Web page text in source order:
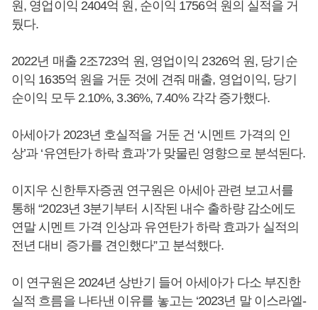
원, 영업이익 2404억 원, 순이익 1756억 원의 실적을 거
뒀다.
2022년 매출 2조723억 원, 영업이익 2326억 원, 당기순
이익 1635억 원을 거둔 것에 견줘 매출, 영업이익, 당기
순이익 모두 2.10%, 3.36%, 7.40% 각각 증가했다.
아세아가 2023년 호실적을 거둔 건 ‘시멘트 가격의 인
상’과 ‘유연탄가 하락 효과’가 맞물린 영향으로 분석된다.
이지우 신한투자증권 연구원은 아세아 관련 보고서를
통해 “2023년 3분기부터 시작된 내수 출하량 감소에도
연말 시멘트 가격 인상과 유연탄가 하락 효과가 실적의
전년 대비 증가를 견인했다”고 분석했다.
이 연구원은 2024년 상반기 들어 아세아가 다소 부진한
실적 흐름을 나타낸 이유를 놓고는 ‘2023년 말 이스라엘-